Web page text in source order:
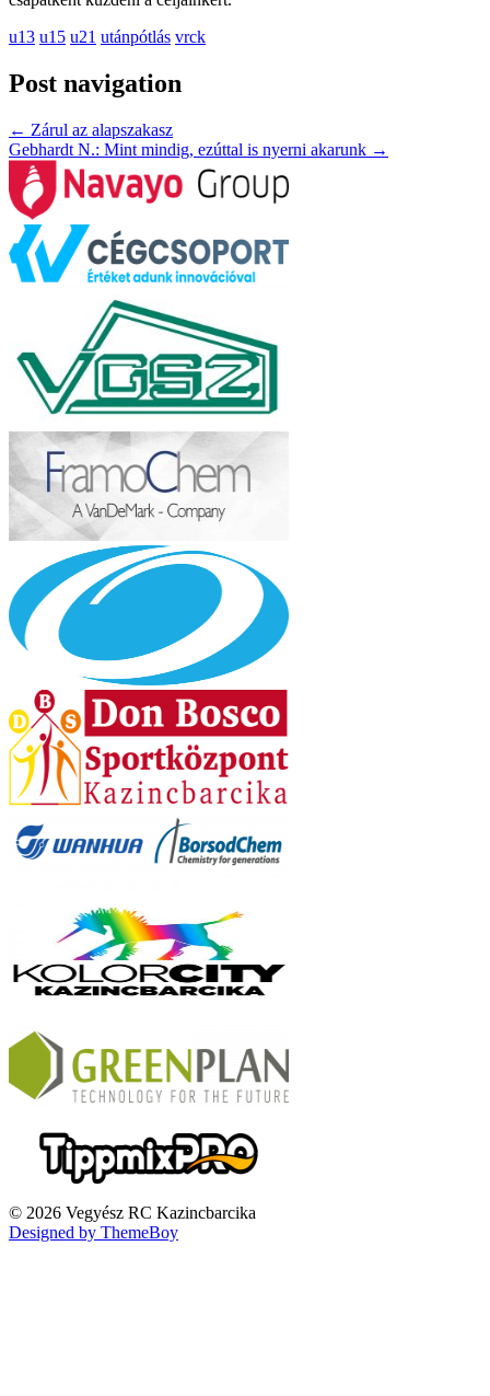
u13 u15 u21 utánpótlás vrck
Post navigation
← Zárul az alapszakasz
Gebhardt N.: Mint mindig, ezúttal is nyerni akarunk →
© 2026 Vegyész RC Kazincbarcika
Designed by ThemeBoy